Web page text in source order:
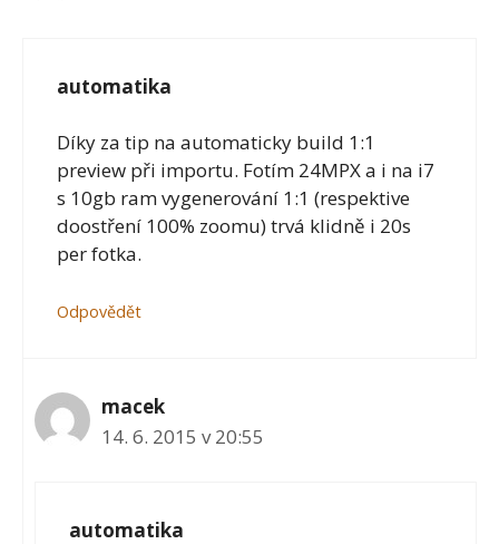
automatika
Díky za tip na automaticky build 1:1
preview při importu. Fotím 24MPX a i na i7
s 10gb ram vygenerování 1:1 (respektive
doostření 100% zoomu) trvá klidně i 20s
per fotka.
Odpovědět
macek
14. 6. 2015 v 20:55
automatika